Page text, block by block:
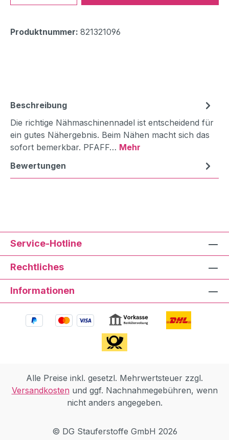
Produktnummer: 821321096
Beschreibung
Die richtige Nähmaschinennadel ist entscheidend für
ein gutes Nähergebnis. Beim Nähen macht sich das
sofort bemerkbar. PFAFF… Mehr
Bewertungen
Service-Hotline
Rechtliches
Informationen
Alle Preise inkl. gesetzl. Mehrwertsteuer zzgl.
Versandkosten und ggf. Nachnahmegebühren, wenn
nicht anders angegeben.
© DG Stauferstoffe GmbH 2026